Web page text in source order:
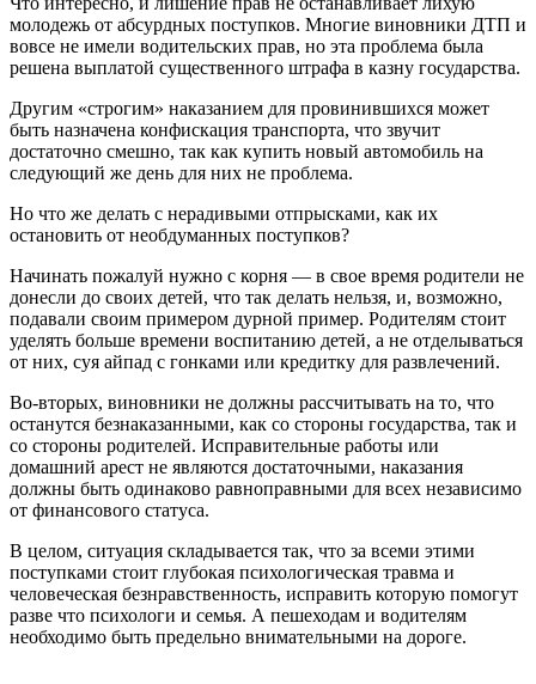
молодежь от абсурдных поступков. Многие виновники ДТП и
вовсе не имели водительских прав, но эта проблема была
решена выплатой существенного штрафа в казну государства.
Другим «строгим» наказанием для провинившихся может
быть назначена конфискация транспорта, что звучит
достаточно смешно, так как купить новый автомобиль на
следующий же день для них не проблема.
Но что же делать с нерадивыми отпрысками, как их
остановить от необдуманных поступков?
Начинать пожалуй нужно с корня — в свое время родители не
донесли до своих детей, что так делать нельзя, и, возможно,
подавали своим примером дурной пример. Родителям стоит
уделять больше времени воспитанию детей, а не отделываться
от них, суя айпад с гонками или кредитку для развлечений.
Во-вторых, виновники не должны рассчитывать на то, что
останутся безнаказанными, как со стороны государства, так и
со стороны родителей. Исправительные работы или
домашний арест не являются достаточными, наказания
должны быть одинаково равноправными для всех независимо
от финансового статуса.
В целом, ситуация складывается так, что за всеми этими
поступками стоит глубокая психологическая травма и
человеческая безнравственность, исправить которую помогут
разве что психологи и семья. А пешеходам и водителям
необходимо быть предельно внимательными на дороге.